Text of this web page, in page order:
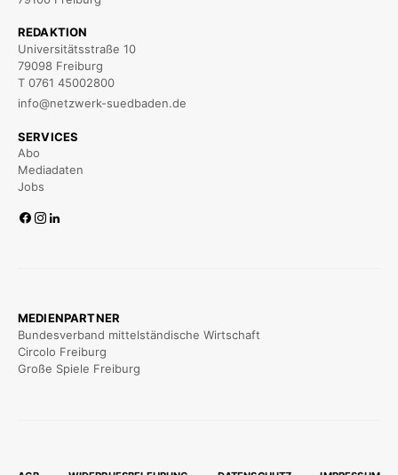
REDAKTION
Universitätsstraße 10
79098 Freiburg
T 0761 45002800
info@netzwerk-suedbaden.de
SERVICES
Abo
Mediadaten
Jobs
MEDIENPARTNER
Bundesverband mittelständische Wirtschaft
Circolo Freiburg
Große Spiele Freiburg